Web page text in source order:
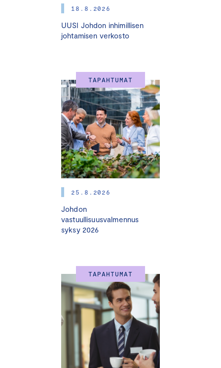
18.8.2026
UUSI Johdon inhimillisen
johtamisen verkosto
TAPAHTUMAT
25.8.2026
Johdon
vastuullisuusvalmennus
syksy 2026
TAPAHTUMAT